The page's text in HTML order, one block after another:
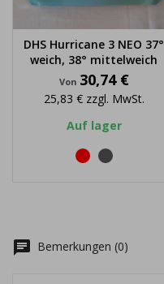
DHS Hurricane 3 NEO 37°
weich, 38° mittelweich
Von Preis
30,74 €
25,83 € zzgl. MwSt.
Auf lager
rot
schwarz
chat Bemerkungen (0)